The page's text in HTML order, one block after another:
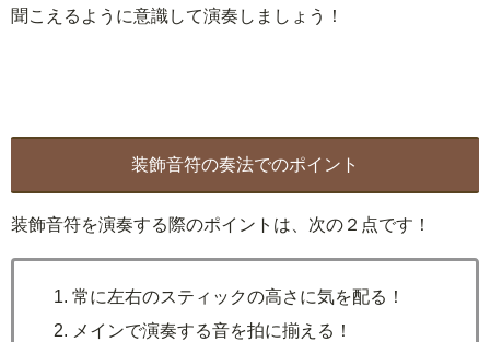
聞こえるように意識して演奏しましょう！
装飾音符の奏法でのポイント
装飾音符を演奏する際のポイントは、次の２点です！
常に左右のスティックの高さに気を配る！
メインで演奏する音を拍に揃える！